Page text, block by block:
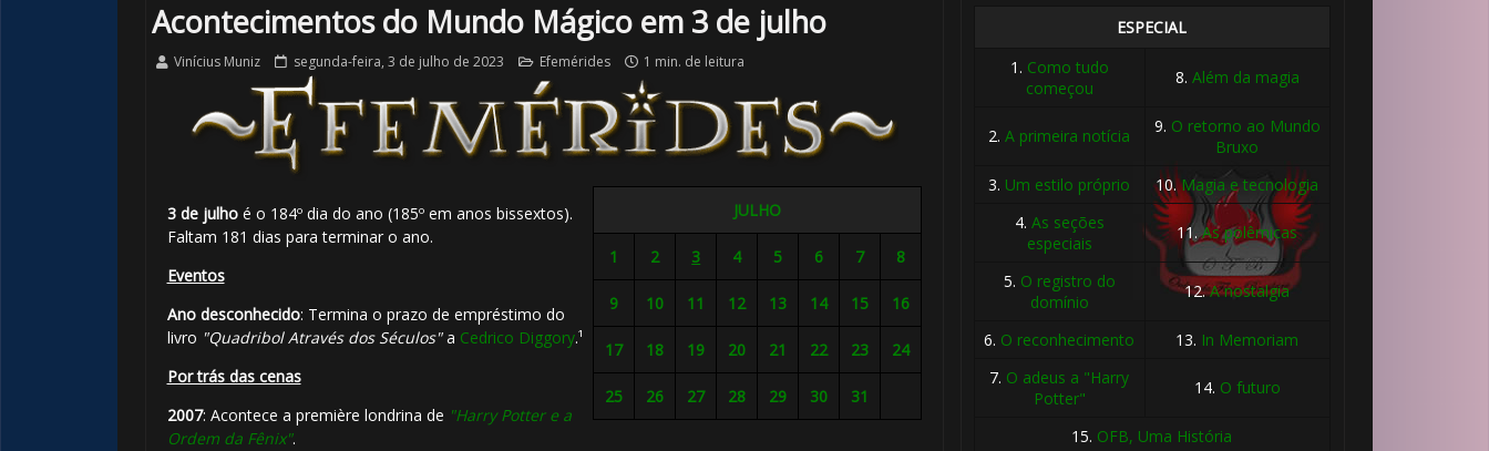
Acontecimentos do Mundo Mágico em 3 de julho
Vinícius Muniz segunda-feira, 3 de julho de 2023 Efemérides 1 min. de leitura
JULHO
1 2 3 4 5 6 7 8
9 10 11 12 13 14 15 16
17 18 19 20 21 22 23 24
25 26 27 28 29 30 31
3 de julhoé o 184º dia do ano (185º em anos bissextos).
Faltam 181 dias para terminar o ano.
Eventos
Ano desconhecido: Termina o prazo de empréstimo do
livro "Quadribol Através dos Séculos"a Cedrico Diggory.¹
Por trás das cenas
2007: Acontece a première londrina de "Harry Potter e a
Ordem da Fênix".
ESPECIAL
1. Como tudo
começou
8. Além da magia
2.A primeira notícia 9. O retorno ao Mundo
Bruxo
3. Um estilo próprio 10.Magia e tecnologia
4. As seções
especiais
11.As polêmicas
5. O registro do
domínio
12.A nostalgia
6. O reconhecimento 13. In Memoriam
7. O adeus a "Harry
Potter"
14. O futuro
15. OFB, Uma História
⚡
1️⃣ 8️⃣
🎂